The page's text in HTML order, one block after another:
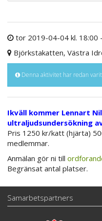
tor 2019-04-04 kl. 18:00
Björkstakatten, Västra
Denna aktivitet har redan
Ikväll kommer Lennart
ultraljudsundersökning
Pris 1250 kr/katt (hjärta)
medlemmar.
Anmälan gör ni till
Begränsat antal platser.
Samarbetspartners